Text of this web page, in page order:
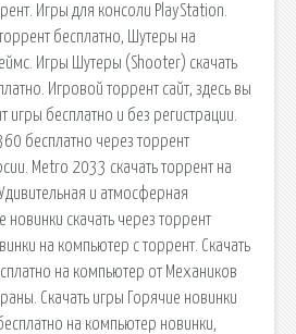
Игры для консоли PlayStation.
бесплатно, Шутеры на
Игры Шутеры (Shooter) скачать
Игровой торрент сайт, здесь вы
игры бесплатно и без регистрации.
бесплатно через торрент
Metro 2033 скачать торрент на
и атмосферная
скачать через торрент
на компьютер с торрент. Скачать
на компьютер от Механиков
Скачать игры Горячие новинки
на компьютер новинки,